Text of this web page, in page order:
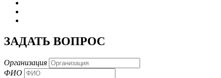
ЗАДАТЬ ВОПРОС
Организация
ФИО